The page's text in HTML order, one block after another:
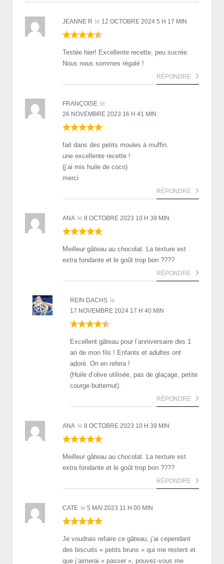
JEANNE R le 12 OCTOBRE 2024 5 H 17 MIN
Testée hier! Excellente recette, peu sucrée.
Nous nous sommes régalé !
RÉPONDRE
FRANÇOISE le
26 NOVEMBRE 2023 16 H 41 MIN
fait dans des petits moules à muffin.
une excellente recette !
(j’ai mis huile de coco)
merci
RÉPONDRE
ANA le 8 OCTOBRE 2023 10 H 39 MIN
Meilleur gâteau au chocolat. La texture est
extra fondante et le goût trop bon ????
RÉPONDRE
REIN DACHS le
17 NOVEMBRE 2024 17 H 40 MIN
Excellent gâteau pour l’anniversaire des 1
an de mon fils ! Enfants et adultes ont
adoré. On en refera !
(Huile d’olive utilisée, pas de glaçage, petite
courge butternut).
RÉPONDRE
ANA le 8 OCTOBRE 2023 10 H 39 MIN
Meilleur gâteau au chocolat. La texture est
extra fondante et le goût trop bon ????
RÉPONDRE
CATE le 5 MAI 2023 11 H 00 MIN
Je voudrais refaire ce gâteau, j’ai cependant
des biscuits « petits bruns » qui me restent et
que j’aimerai « passer », pouvez-vous me